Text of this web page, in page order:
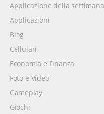
Applicazione della settimana
Applicazioni
Blog
Cellulari
Economia e Finanza
Foto e Video
Gameplay
Giochi